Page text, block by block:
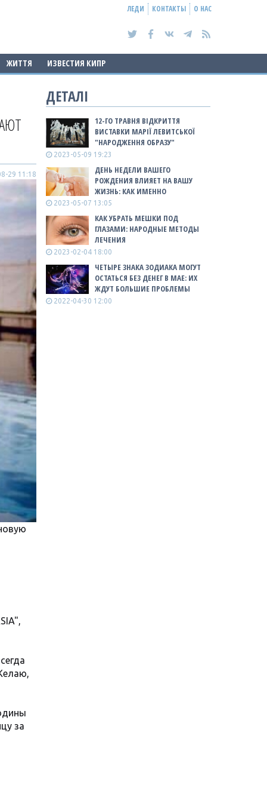
ЛЕДИ КОНТАКТЫ О НАС
ЖИТТЯ ИЗВЕСТИЯ КИПР
29 11:18
за
ДЕТАЛІ
12-ГО ТРАВНЯ ВІДКРИТТЯ
ВИСТАВКИ МАРІЇ ЛЕВИТСЬКОЇ
"НАРОДЖЕННЯ ОБРАЗУ"
2023-05-09 19:23
ДЕНЬ НЕДЕЛИ ВАШЕГО
РОЖДЕНИЯ ВЛИЯЕТ НА ВАШУ
ЖИЗНЬ: КАК ИМЕННО
2023-05-07 13:05
КАК УБРАТЬ МЕШКИ ПОД
ГЛАЗАМИ: НАРОДНЫЕ МЕТОДЫ
ЛЕЧЕНИЯ
2023-02-04 18:00
ЧЕТЫРЕ ЗНАКА ЗОДИАКА МОГУТ
ОСТАТЬСЯ БЕЗ ДЕНЕГ В МАЕ: ИХ
ЖДУТ БОЛЬШИЕ ПРОБЛЕМЫ
2022-04-30 12:00